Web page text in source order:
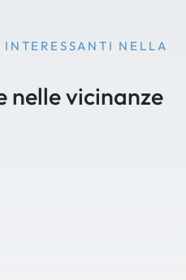
NELLA
nelle vicinanze